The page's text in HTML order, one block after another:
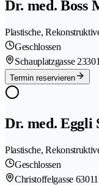
Dr. med. Boss
Plastische,
Geschlossen
Schauplatzgasse 23
Termin reservieren
Dr. med. Eggli
Plastische,
Geschlossen
Christoffelgasse 6